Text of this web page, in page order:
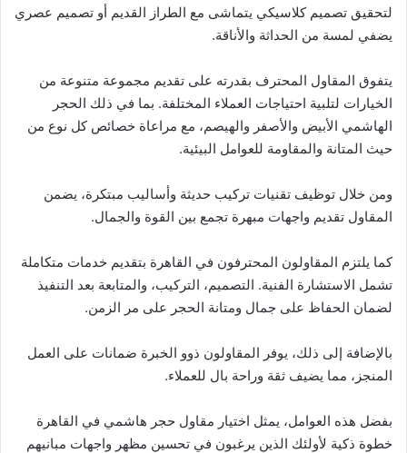
لتحقيق تصميم كلاسيكي يتماشى مع الطراز القديم أو تصميم عصري
يضفي لمسة من الحداثة والأناقة.
يتفوق المقاول المحترف بقدرته على تقديم مجموعة متنوعة من
الخيارات لتلبية احتياجات العملاء المختلفة. بما في ذلك الحجر
الهاشمي الأبيض والأصفر والهيصم، مع مراعاة خصائص كل نوع من
حيث المتانة والمقاومة للعوامل البيئية.
ومن خلال توظيف تقنيات تركيب حديثة وأساليب مبتكرة، يضمن
المقاول تقديم واجهات مبهرة تجمع بين القوة والجمال.
كما يلتزم المقاولون المحترفون في القاهرة بتقديم خدمات متكاملة
تشمل الاستشارة الفنية. التصميم، التركيب، والمتابعة بعد التنفيذ
لضمان الحفاظ على جمال ومتانة الحجر على مر الزمن.
بالإضافة إلى ذلك، يوفر المقاولون ذوو الخبرة ضمانات على العمل
المنجز، مما يضيف ثقة وراحة بال للعملاء.
بفضل هذه العوامل، يمثل اختيار مقاول حجر هاشمي في القاهرة
خطوة ذكية لأولئك الذين يرغبون في تحسين مظهر واجهات مبانيهم